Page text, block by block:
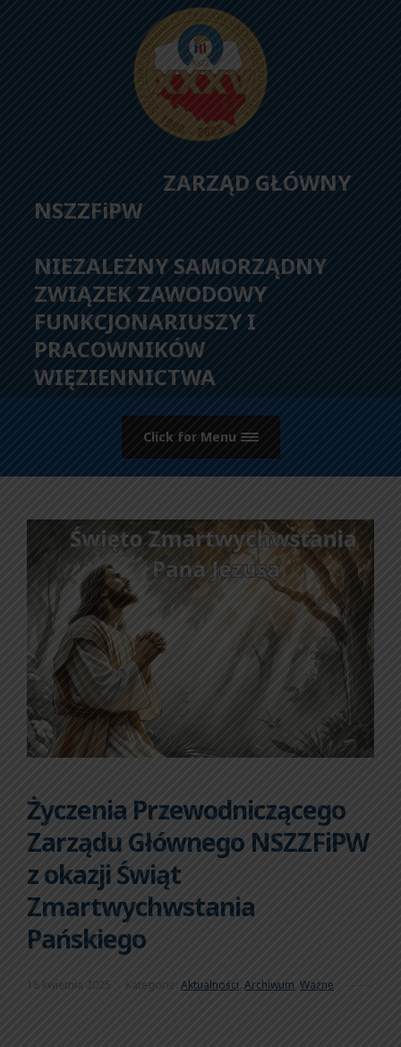
ZARZĄD GŁÓWNY
NSZZFiPW
NIEZALEŻNY SAMORZĄDNY
ZWIĄZEK ZAWODOWY
FUNKCJONARIUSZY I
PRACOWNIKÓW
WIĘZIENNICTWA
Click for Menu
Życzenia Przewodniczącego
Zarządu Głównego NSZZFiPW
z okazji Świąt
Zmartwychwstania
Pańskiego
18 kwietnia 2025 Kategorie: Aktualności, Archiwum, Ważne